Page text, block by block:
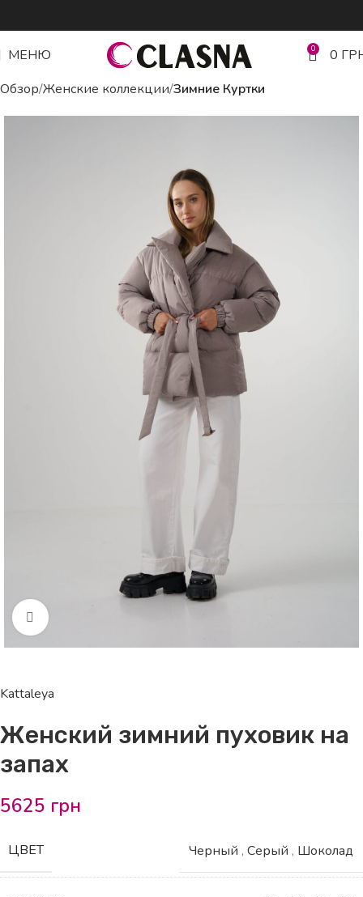
МЕНЮ 0 0
Обзор Женские коллекции Зимние Куртки
Click to enlarge
Kattaleya
Женский зимний пуховик на
запах
5625 грн
ЦВЕТ Черный , Серый , Шоколад